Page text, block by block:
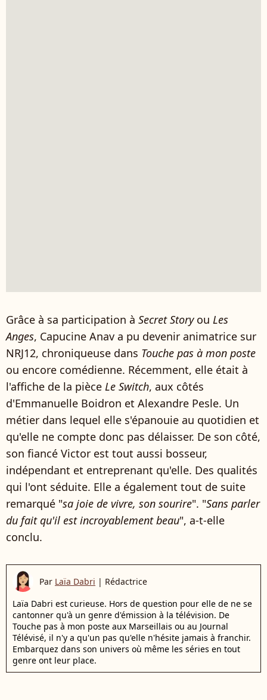
Grâce à sa participation à Secret Storyou Les
Anges, Capucine Anav a pu devenir animatrice sur
NRJ12, chroniqueuse dans Touche pas à mon poste
ou encore comédienne. Récemment, elle était à
l'affiche de la pièce Le Switch, aux côtés
d'Emmanuelle Boidron et Alexandre Pesle. Un
métier dans lequel elle s'épanouie au quotidien et
qu'elle ne compte donc pas délaisser. De son côté,
son fiancé Victor est tout aussi bosseur,
indépendant et entreprenant qu'elle. Des qualités
qui l'ont séduite. Elle a également tout de suite
remarqué "sa joie de vivre, son sourire". "Sans parler
du fait qu'il est incroyablement beau", a-t-elle
conclu.
Par Laïa Dabri | Rédactrice
Laïa Dabri est curieuse. Hors de question pour elle de ne se
cantonner qu'à un genre d'émission à la télévision. De
Touche pas à mon poste aux Marseillais ou au Journal
Télévisé, il n'y a qu'un pas qu'elle n'hésite jamais à franchir.
Embarquez dans son univers où même les séries en tout
genre ont leur place.